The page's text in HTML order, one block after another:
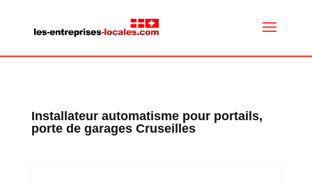
Installateur automatisme pour portails,
porte de garages Cruseilles